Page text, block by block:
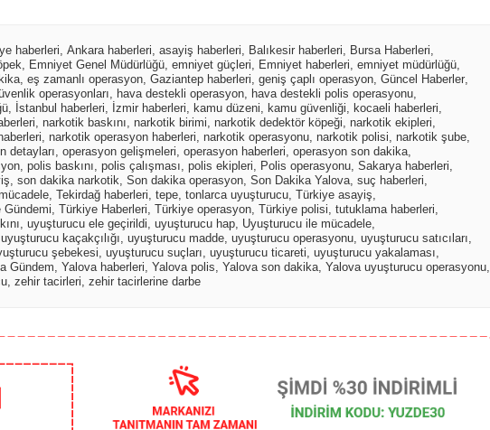
haberleri, Ankara haberleri, asayiş haberleri, Balıkesir haberleri, Bursa Haberleri,
, Emniyet Genel Müdürlüğü, emniyet güçleri, Emniyet haberleri, emniyet müdürlüğü,
, eş zamanlı operasyon, Gaziantep haberleri, geniş çaplı operasyon, Güncel Haberler,
operasyonları, hava destekli operasyon, hava destekli polis operasyonu,
, İstanbul haberleri, İzmir haberleri, kamu düzeni, kamu güvenliği, kocaeli haberleri,
, narkotik baskını, narkotik birimi, narkotik dedektör köpeği, narkotik ekipleri,
, narkotik operasyon haberleri, narkotik operasyonu, narkotik polisi, narkotik şube,
detayları, operasyon gelişmeleri, operasyon haberleri, operasyon son dakika,
, polis baskını, polis çalışması, polis ekipleri, Polis operasyonu, Sakarya haberleri,
, son dakika narkotik, Son dakika operasyon, Son Dakika Yalova, suç haberleri,
, Tekirdağ haberleri, tepe, tonlarca uyuşturucu, Türkiye asayiş,
Gündemi, Türkiye Haberleri, Türkiye operasyon, Türkiye polisi, tutuklama haberleri,
, uyuşturucu ele geçirildi, uyuşturucu hap, Uyuşturucu ile mücadele,
uyuşturucu kaçakçılığı, uyuşturucu madde, uyuşturucu operasyonu, uyuşturucu satıcıları,
şebekesi, uyuşturucu suçları, uyuşturucu ticareti, uyuşturucu yakalaması,
Gündem, Yalova haberleri, Yalova polis, Yalova son dakika, Yalova uyuşturucu operasyonu,
, zehir tacirleri, zehir tacirlerine darbe